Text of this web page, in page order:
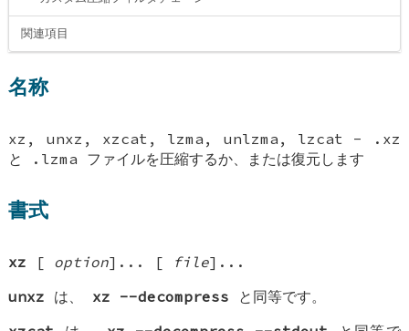
関連項目
名称
xz, unxz, xzcat, lzma, unlzma, lzcat - .xz
と .lzma ファイルを圧縮するか、または復元します
書式
xz [ option]... [ file]...
unxz は、 xz --decompress と同等です。